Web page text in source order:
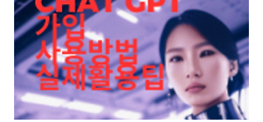
니다. Prompt Genie 확장 프로그램 사용 오류 케이스를 살펴보고 이를
해결해 보겠습니다. 확장프로그램 활성화, 비활성화, 재설치 방법이 있
으니 참고 바랍니다. 프롬프트 지니 작동되지 않는 ..